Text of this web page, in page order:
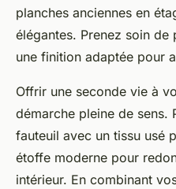
planches anciennes en
élégantes. Prenez soin
une finition adaptée pour
Offrir une seconde vie à
démarche pleine de sens.
fauteuil avec un tissu usé
étoffe moderne pour
intérieur. En combinant